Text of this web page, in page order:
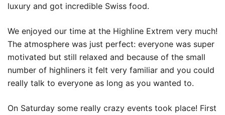
luxury and got incredible Swiss food.
We enjoyed our time at the Highline Extrem very much!
The atmosphere was just perfect: everyone was super
motivated but still relaxed and because of the small
number of highliners it felt very familiar and you could
really talk to everyone as long as you wanted to.
On Saturday some really crazy events took place! First